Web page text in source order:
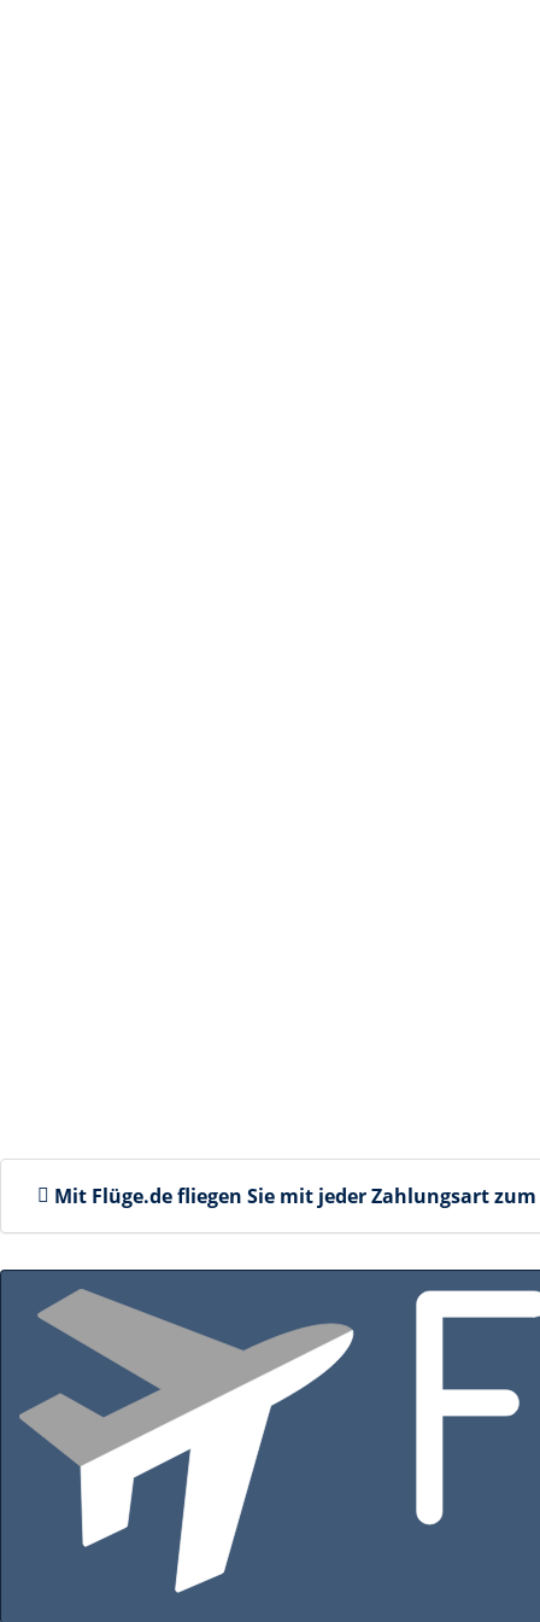
Mit Flüge.de fliegen Sie mit jeder Zahlungsartzum